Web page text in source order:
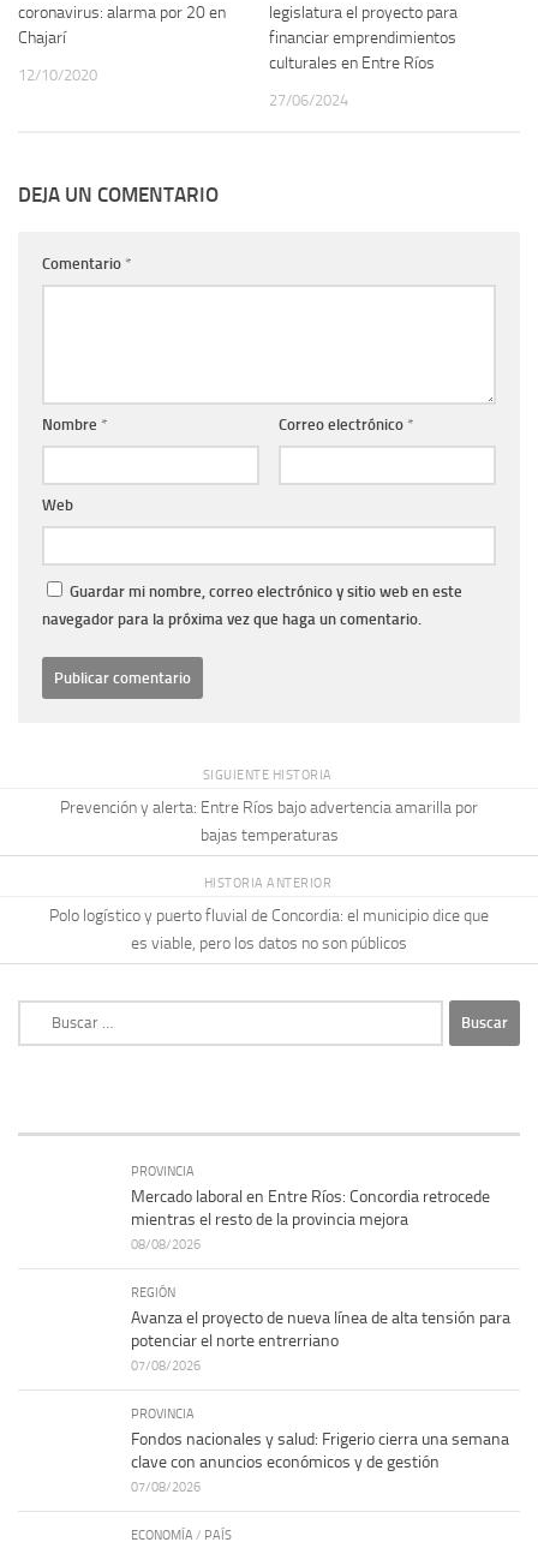
coronavirus: alarma por 20 en
Chajarí
12/10/2020
legislatura el proyecto para
financiar emprendimientos
culturales en Entre Ríos
27/06/2024
DEJA UN COMENTARIO
Comentario *
Nombre * Correo electrónico *
Web
Guardar mi nombre, correo electrónico y sitio web en este
navegador para la próxima vez que haga un comentario.
SIGUIENTE HISTORIA
Prevención y alerta: Entre Ríos bajo advertencia amarilla por
bajas temperaturas
HISTORIA ANTERIOR
Polo logístico y puerto fluvial de Concordia: el municipio dice que
es viable, pero los datos no son públicos
PROVINCIA
Mercado laboral en Entre Ríos: Concordia retrocede
mientras el resto de la provincia mejora
08/08/2026
REGIÓN
Avanza el proyecto de nueva línea de alta tensión para
potenciar el norte entrerriano
07/08/2026
PROVINCIA
Fondos nacionales y salud: Frigerio cierra una semana
clave con anuncios económicos y de gestión
07/08/2026
ECONOMÍA / PAÍS